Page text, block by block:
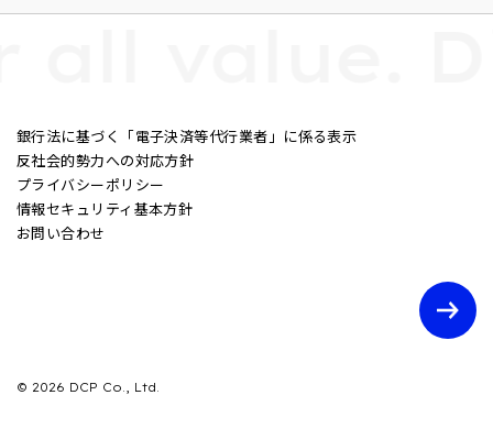
銀行法に基づく「電子決済等代行業者」に係る表示
反社会的勢力への対応方針
プライバシーポリシー
情報セキュリティ基本方針
お問い合わせ
© 2026 DCP Co., Ltd.